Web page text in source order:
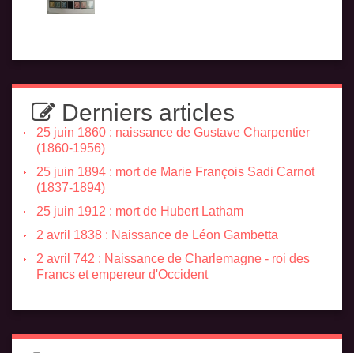
Derniers articles
25 juin 1860 : naissance de Gustave Charpentier
(1860-1956)
25 juin 1894 : mort de Marie François Sadi Carnot
(1837-1894)
25 juin 1912 : mort de Hubert Latham
2 avril 1838 : Naissance de Léon Gambetta
2 avril 742 : Naissance de Charlemagne - roi des
Francs et empereur d'Occident